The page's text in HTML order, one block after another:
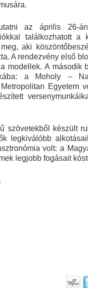
az április 26-
találkozhatott
aki
A rendezvény első
modellek. A második
a Moholy –
Egyetem
szövetekből készült
legkiválóbb
volt: a
legjobb fogásait